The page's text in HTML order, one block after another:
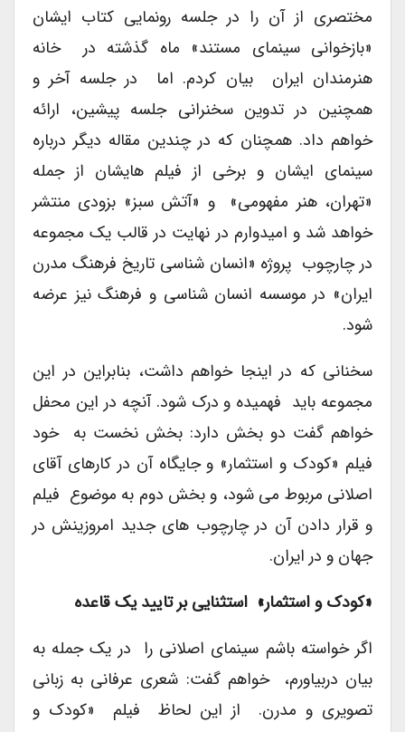
مختصری از آن را در جلسه رونمایی کتاب ایشان
«بازخوانی سینمای مستند» ماه گذشته در خانه
هنرمندان ایران بیان کردم. اما در جلسه آخر و
همچنین در تدوین سخنرانی جلسه پیشین، ارائه
خواهم داد. همچنان که در چندین مقاله دیگر درباره
سینمای ایشان و برخی از فیلم هایشان از جمله
«تهران، هنر مفهومی» و «آتش سبز» بزودی منتشر
خواهد شد و امیدوارم در نهایت در قالب یک مجموعه
در چارچوب پروژه «انسان شناسی تاریخ فرهنگ مدرن
ایران» در موسسه انسان شناسی و فرهنگ نیز عرضه
شود.
سخنانی که در اینجا خواهم داشت، بنابراین در این
مجموعه باید فهمیده و درک شود. آنچه در این محفل
خواهم گفت دو بخش دارد: بخش نخست به خود
فیلم «کودک و استثمار» و جایگاه آن در کارهای آقای
اصلانی مربوط می شود، و بخش دوم به موضوع فیلم
و قرار دادن آن در چارچوب های جدید امروزینش در
جهان و در ایران.
«کودک و استثمار» استثنایی بر تایید یک قاعده
اگر خواسته باشم سینمای اصلانی را در یک جمله به
بیان دربیاورم، خواهم گفت: شعری عرفانی به زبانی
تصویری و مدرن. از این لحاظ فیلم «کودک و